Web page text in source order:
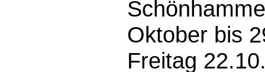
Oktober bis
Freitag